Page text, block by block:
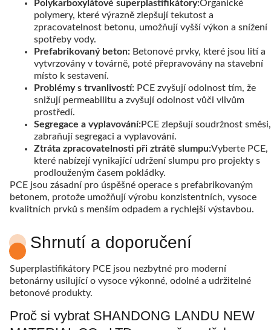
Polykarboxylátové superplastifikátory:Organické
polymery, které výrazně zlepšují tekutost a
zpracovatelnost betonu, umožňují vyšší výkon a snížení
spotřeby vody.
Prefabrikovaný beton: Betonové prvky, které jsou lití a
vytvrzovány v továrně, poté přepravovány na stavební
místo k sestavení.
Problémy s trvanlivostí: PCE zvyšují odolnost tím, že
snižují permeabilitu a zvyšují odolnost vůči vlivům
prostředí.
Segregace a vyplavování:PCE zlepšují soudržnost směsi,
zabraňují segregaci a vyplavování.
Ztráta zpracovatelnosti při ztrátě slumpu:Vyberte PCE,
které nabízejí vynikající udržení slumpu pro projekty s
prodlouženým časem pokládky.
PCE jsou zásadní pro úspěšné operace s prefabrikovaným
betonem, protože umožňují výrobu konzistentních, vysoce
kvalitních prvků s menším odpadem a rychlejší výstavbou.
Shrnutí a doporučení
Superplastifikátory PCE jsou nezbytné pro moderní
betonárny usilující o vysoce výkonné, odolné a udržitelné
betonové produkty.
Proč si vybrat SHANDONG LANDU NEW